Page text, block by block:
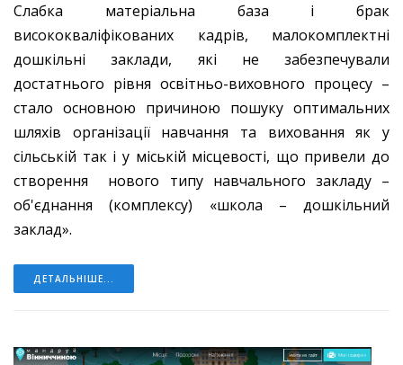
Слабка матеріальна база і брак
висококваліфікованих кадрів, малокомплектні
дошкільні заклади, які не забезпечували
достатнього рівня освітньо-виховного процесу –
стало основною причиною пошуку оптимальних
шляхів організації навчання та виховання як у
сільській так і у міській місцевості, що привели до
створення нового типу навчального закладу –
об'єднання (комплексу) «школа – дошкільний
заклад».
ДЕТАЛЬНІШЕ...